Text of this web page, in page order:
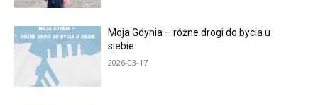
Moja Gdynia – różne drogi do bycia u
siebie
2026-03-17